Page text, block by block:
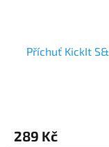
Příchuť KickIt
289 Kč